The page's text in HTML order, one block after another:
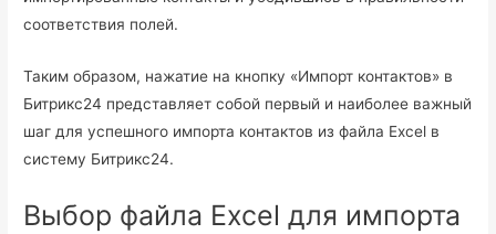
соответствия полей.
Таким образом, нажатие на кнопку «Импорт контактов» в
Битрикс24 представляет собой первый и наиболее важный
шаг для успешного импорта контактов из файла Excel в
систему Битрикс24.
Выбор файла Excel для импорта